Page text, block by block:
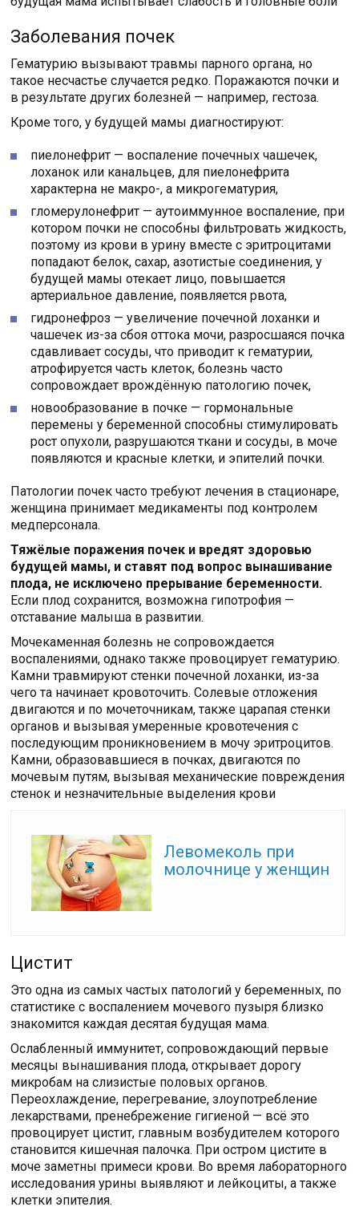
Заболевания почек
Гематурию вызывают травмы парного органа, но
такое несчастье случается редко. Поражаются почки и
в результате других болезней — например, гестоза.
Кроме того, у будущей мамы диагностируют:
пиелонефрит — воспаление почечных чашечек,
лоханок или канальцев, для пиелонефрита
характерна не макро-, а микрогематурия,
гломерулонефрит — аутоиммунное воспаление, при
котором почки не способны фильтровать жидкость,
поэтому из крови в урину вместе с эритроцитами
попадают белок, сахар, азотистые соединения, у
будущей мамы отекает лицо, повышается
артериальное давление, появляется рвота,
гидронефроз — увеличение почечной лоханки и
чашечек из-за сбоя оттока мочи, разросшаяся почка
сдавливает сосуды, что приводит к гематурии,
атрофируется часть клеток, болезнь часто
сопровождает врождённую патологию почек,
новообразование в почке — гормональные
перемены у беременной способны стимулировать
рост опухоли, разрушаются ткани и сосуды, в моче
появляются и красные клетки, и эпителий почки.
Патологии почек часто требуют лечения в стационаре,
женщина принимает медикаменты под контролем
медперсонала.
Тяжёлые поражения почек и вредят здоровью
будущей мамы, и ставят под вопрос вынашивание
плода, не исключено прерывание беременности.
Если плод сохранится, возможна гипотрофия —
отставание малыша в развитии.
Мочекаменная болезнь не сопровождается
воспалениями, однако также провоцирует гематурию.
Камни травмируют стенки почечной лоханки, из-за
чего та начинает кровоточить. Солевые отложения
двигаются и по мочеточникам, также царапая стенки
органов и вызывая умеренные кровотечения с
последующим проникновением в мочу эритроцитов.
Камни, образовавшиеся в почках, двигаются по
мочевым путям, вызывая механические повреждения
стенок и незначительные выделения крови
Левомеколь при
молочнице у женщин
Цистит
Это одна из самых частых патологий у беременных, по
статистике с воспалением мочевого пузыря близко
знакомится каждая десятая будущая мама.
Ослабленный иммунитет, сопровождающий первые
месяцы вынашивания плода, открывает дорогу
микробам на слизистые половых органов.
Переохлаждение, перегревание, злоупотребление
лекарствами, пренебрежение гигиеной — всё это
провоцирует цистит, главным возбудителем которого
становится кишечная палочка. При остром цистите в
моче заметны примеси крови. Во время лабораторного
исследования урины выявляют и лейкоциты, а также
клетки эпителия.